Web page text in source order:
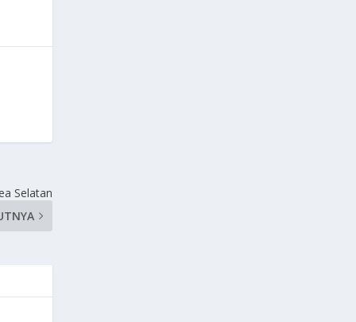
Selatan